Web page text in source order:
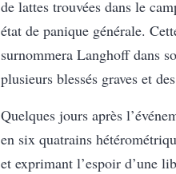
de lattes trouvées dans le
état de panique générale.
surnommera Langhoff dans
plusieurs blessés graves et
Quelques jours après
en six quatrains
et exprimant l’espoir d’une